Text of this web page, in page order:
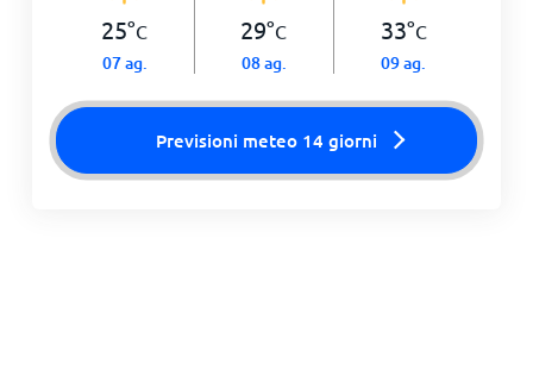
25°C
07 ag.
29°C
08 ag.
33°C
09 ag.
Previsioni meteo 14 giorni